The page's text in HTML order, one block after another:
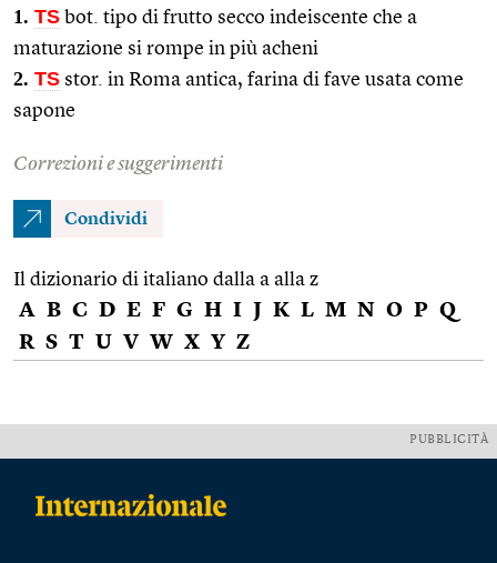
1. TS bot. tipo di frutto secco indeiscente che a
maturazione si rompe in più acheni
2. TS stor. in Roma antica, farina di fave usata come
sapone
Correzioni e suggerimenti
Condividi
Il dizionario di italiano dalla a alla z
A B C D E F G H I J K L M N O P Q
R S T U V W X Y Z
PUBBLICITÀ